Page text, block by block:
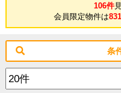
106件
会員限定物件は831
条